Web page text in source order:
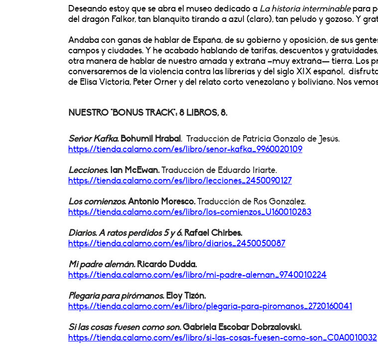
Deseando estoy que se abra el museo dedicado a La historia interminablepara
del dragón Falkor, tan blanquito tirando a azul (claro), tan peludo y gozoso. Y
Andaba con ganas de hablar de España, de su gobierno y oposición, de sus
campos y ciudades. Y he acabado hablando de tarifas, descuentos y
otra manera de hablar de nuestro amada y extraña –muy extraña— tierra. Los
conversaremos de la violencia contra las librerías y del siglo XIX español,
de Elisa Victoria, Peter Orner y del relato corto venezolano y boliviano. Nos
NUESTRO "BONUS TRACK": 8 LIBROS, 8.
Señor Kafka. Bohumil Hrabal. Traducción de Patricia Gonzalo de Jesús.
https://tienda.calamo.com/es/ libro/senor-kafka_9960020109
Lecciones. Ian McEwan.Traducción de Eduardo Iriarte.
https://tienda.calamo.com/es/ libro/lecciones_2450090127
Los comienzos. Antonio Moresco.Traducción de Ros González.
https://tienda.calamo.com/es/ libro/los-comienzos_U160010283
Diarios. A ratos perdidos 5 y 6. Rafael Chirbes.
https://tienda.calamo.com/es/ libro/diarios_2450050087
Mi padre alemán.Ricardo Dudda.
https://tienda.calamo.com/es/ libro/mi-padre-aleman_9740010224
Plegaria para pirómanos.Eloy Tizón.
https://tienda.calamo.com/es/ libro/plegaria-para-piromanos_2720160041
Si las cosas fuesen como son.Gabriela Escobar Dobrzalovski.
https://tienda.calamo.com/es/ libro/si-las-cosas-fuesen-como-son_C0A0010032